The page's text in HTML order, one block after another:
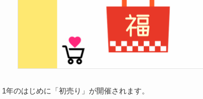
年のはじめに「初売り」が開催されます。